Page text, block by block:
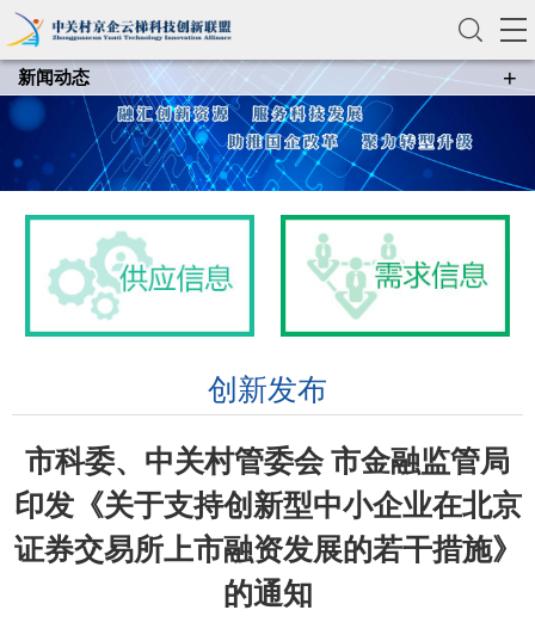
新闻动态 +
创新发布
联盟动态
资讯要闻
创新发布
市科委、中关村管委会 市金融监管局
印发《关于支持创新型中小企业在北京
证券交易所上市融资发展的若干措施》
的通知